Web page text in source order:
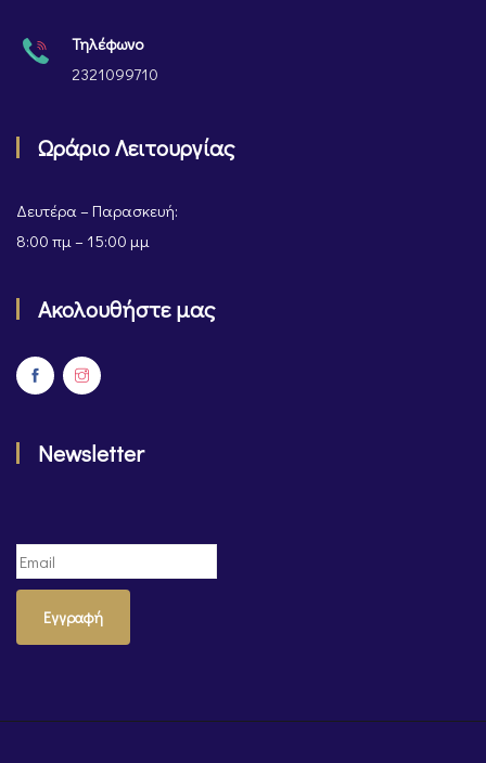
Τηλέφωνο
2321099710
Ωράριο Λειτουργίας
Δευτέρα – Παρασκευή:
8:00 πμ – 15:00 μμ
Ακολουθήστε μας
Newsletter
Εγγραφή